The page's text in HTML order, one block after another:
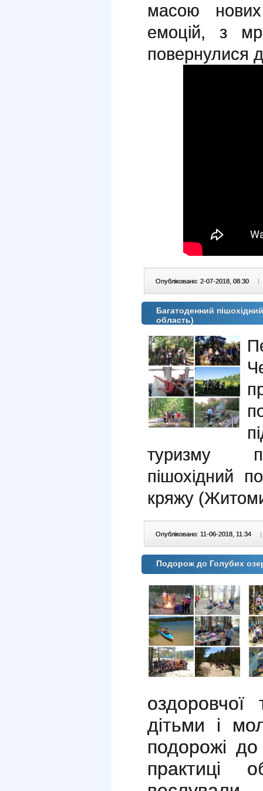
масою
емоцій, з
повернулися
Опубліковано: 2-07-2018, 08:30 |
Багатоденний
область)
туризму
пішохідний
кряжу
Опубліковано: 11-06-2018, 11:34 |
Подорож до Голубих
дітьми і
подорожі
практиці